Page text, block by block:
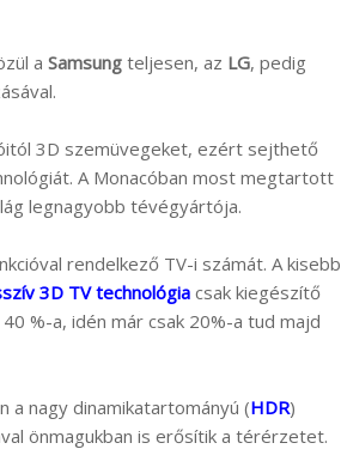
a Samsung teljesen, az LG, pedig
3D szemüvegeket, ezért sejthető
A Monacóban most megtartott
legnagyobb tévégyártója.
rendelkező TV-i számát. A kisebb
3D TV technológia csak kiegészítő
%-a, idén már csak 20%-a tud majd
a nagy dinamikatartományú (HDR)
önmagukban is erősítik a térérzetet.